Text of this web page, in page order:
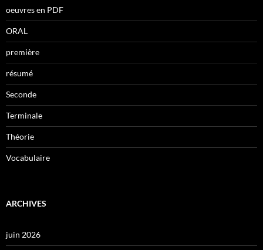
oeuvres en PDF
ORAL
première
résumé
Seconde
Terminale
Théorie
Vocabulaire
ARCHIVES
juin 2026